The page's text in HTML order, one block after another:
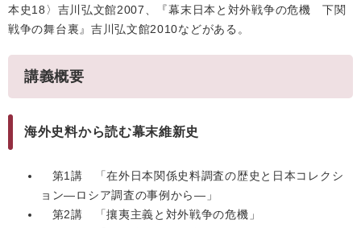
本史18〉吉川弘文館2007、『幕末日本と対外戦争の危機 下関
戦争の舞台裏』吉川弘文館2010などがある。
講義概要
海外史料から読む幕末維新史
第1講 「在外日本関係史料調査の歴史と日本コレクシ
ョン―ロシア調査の事例から―」
第2講 「攘夷主義と対外戦争の危機」